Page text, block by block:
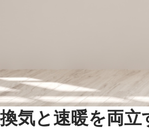
換気と速暖を両